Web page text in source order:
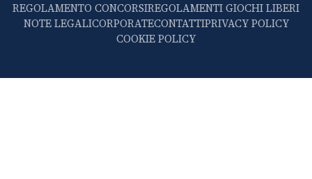
REGOLAMENTO CONCORSIREGOLAMENTI GIOCHI LIBERI
NOTE LEGALICORPORATECONTATTIPRIVACY POLICY
COOKIE POLICY